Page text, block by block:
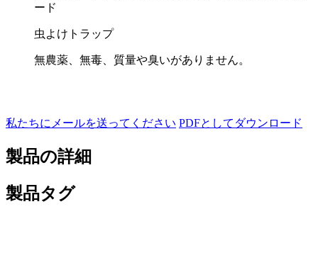
ード
虫よけトラップ
無農薬、無毒、質量や臭いがありません。
私たちにメールを送ってください PDFとしてダウンロード
製品の詳細
製品タグ